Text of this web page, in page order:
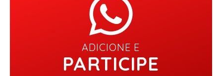
ADICIONE E
PARTICIPE